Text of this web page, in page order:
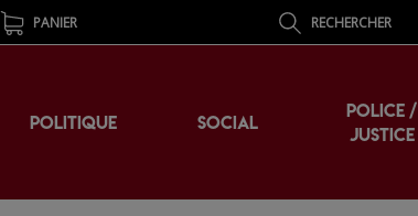
PANIER RECHERCHER
POLITIQUE SOCIAL
POLICE /
JUSTICE